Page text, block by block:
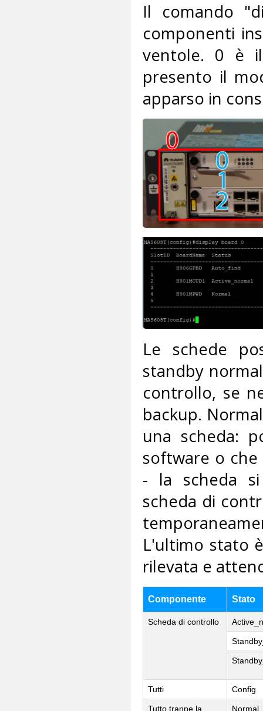
Il comando
componenti
ventole. 0 è
presento il
apparso in
Le schede
standby
controllo, se
backup.
una scheda:
software o
- la scheda si
scheda di
L'ultimo stato
rilevata e
Componente Stato
Scheda di controllo
Tutti Config
Tutto tranne la Normal